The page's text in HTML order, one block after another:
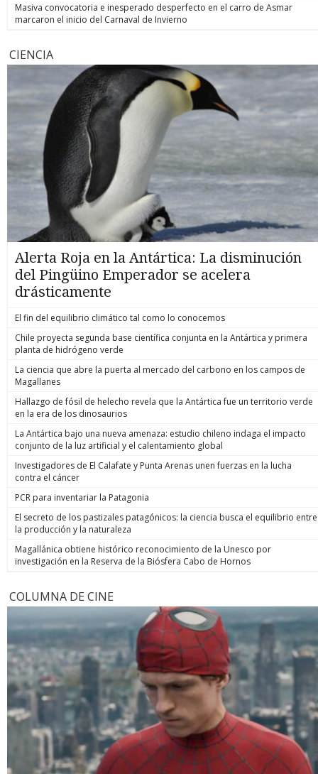
Masiva convocatoria e inesperado desperfecto en el carro de Asmar
marcaron el inicio del Carnaval de Invierno
CIENCIA
Alerta Roja en la Antártica: La disminución
del Pingüino Emperador se acelera
drásticamente
El fin del equilibrio climático tal como lo conocemos
Chile proyecta segunda base científica conjunta en la Antártica y primera
planta de hidrógeno verde
La ciencia que abre la puerta al mercado del carbono en los campos de
Magallanes
Hallazgo de fósil de helecho revela que la Antártica fue un territorio verde
en la era de los dinosaurios
La Antártica bajo una nueva amenaza: estudio chileno indaga el impacto
conjunto de la luz artificial y el calentamiento global
Investigadores de El Calafate y Punta Arenas unen fuerzas en la lucha
contra el cáncer
PCR para inventariar la Patagonia
El secreto de los pastizales patagónicos: la ciencia busca el equilibrio entre
la producción y la naturaleza
Magallánica obtiene histórico reconocimiento de la Unesco por
investigación en la Reserva de la Biósfera Cabo de Hornos
COLUMNA DE CINE